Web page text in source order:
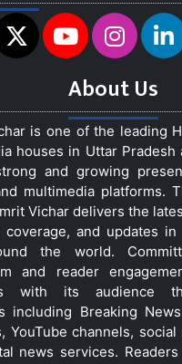
About Us
is one of the leading
houses in Uttar Pradesh
and growing
multimedia platforms.
Vichar delivers the
coverage, and updates
the world.
and reader
with its audience
including Breaking
YouTube channels,
news services.